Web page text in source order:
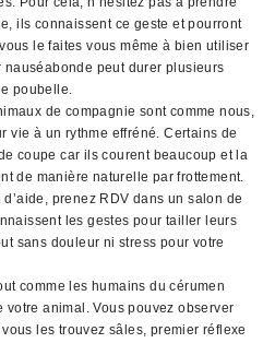
ils connaissent ce geste et pourront
le faites vous même à bien utiliser
nauséabonde peut durer plusieurs
poubelle.
de compagnie sont comme nous,
vie à un rythme effréné. Certains de
coupe car ils courent beaucoup et la
de manière naturelle par frottement.
prenez RDV dans un salon de
les gestes pour tailler leurs
sans douleur ni stress pour votre
comme les humains du cérumen
votre animal. Vous pouvez observer
les trouvez sâles, premier réflexe